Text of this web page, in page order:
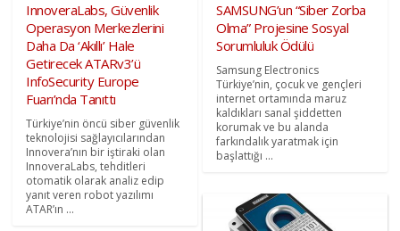
InnoveraLabs, Güvenlik
Operasyon Merkezlerini
Daha Da ‘Akıllı’ Hale
Getirecek ATARv3’ü
InfoSecurity Europe
Fuarı’nda Tanıttı
Türkiye’nin öncü siber güvenlik
teknolojisi sağlayıcılarından
Innovera’nın bir iştiraki olan
InnoveraLabs, tehditleri
otomatik olarak analiz edip
yanıt veren robot yazılımı
ATAR’ın ...
SAMSUNG’un “Siber Zorba
Olma” Projesine Sosyal
Sorumluluk Ödülü
Samsung Electronics
Türkiye’nin, çocuk ve gençleri
internet ortamında maruz
kaldıkları sanal şiddetten
korumak ve bu alanda
farkındalık yaratmak için
başlattığı ...